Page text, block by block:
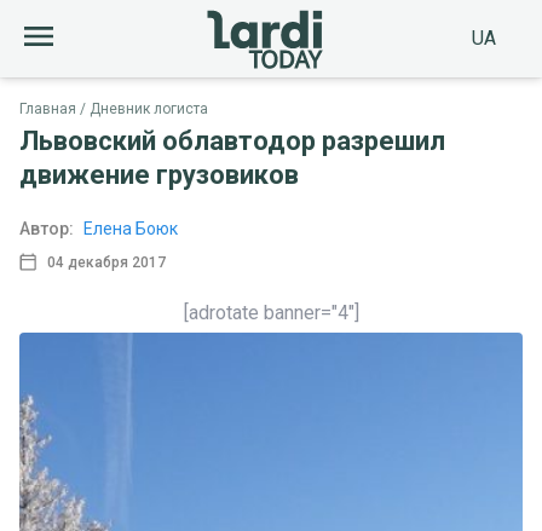
UA
Главная Дневник логиста
Львовский облавтодор разрешил
движение грузовиков
04 декабря 2017
Автор: Елена Боюк
[adrotate banner="4"]